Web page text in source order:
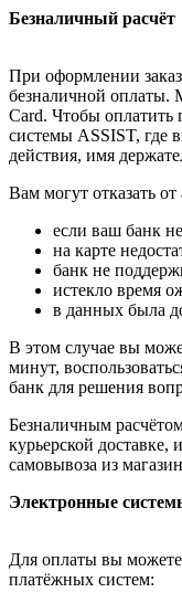
Безналичный расчёт
При оформлении
безналичной
Card. Чтобы оплатить
системы ASSIST, где
действия, имя
Вам могут отказать
если ваш банк
на карте
банк не
истекло время
в данных была
В этом случае вы
минут,
банк для решения
Безналичным
курьерской доставке,
самовывоза из
Электронные
Для оплаты вы можете
платёжных систем: